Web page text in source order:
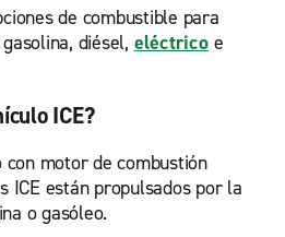
de combustible para
diésel, eléctricoe
ICE?
con motor de combustión
ICE están propulsados por la
o gasóleo.